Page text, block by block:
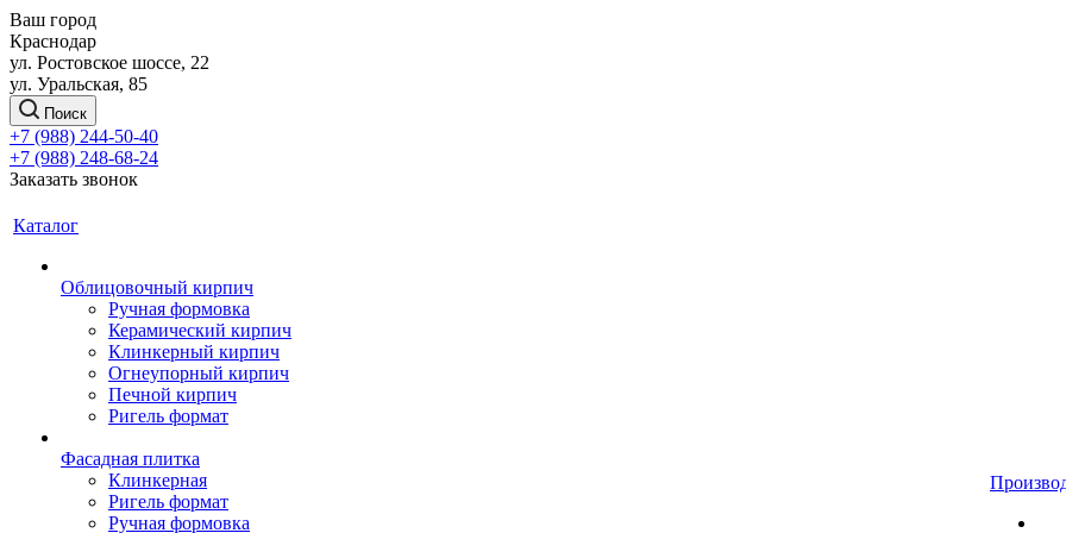
Ваш город
Краснодар
ул. Ростовское шоссе, 22
ул. Уральская, 85
Поиск
+7 (988) 244-50-40
+7 (988) 248-68-24
Заказать звонок
Каталог
Облицовочный кирпич
Ручная формовка
Керамический кирпич
Клинкерный кирпич
Огнеупорный кирпич
Печной кирпич
Ригель формат
Фасадная плитка
Клинкерная
Ригель формат
Ручная формовка